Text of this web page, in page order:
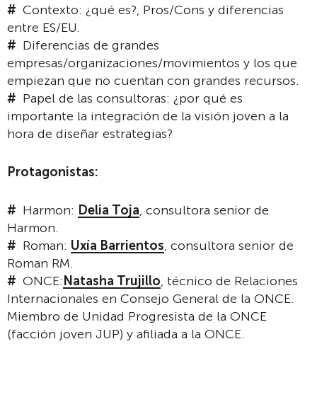
Contexto: ¿qué es?, Pros/Cons y diferencias
entre ES/EU.
Diferencias de grandes
empresas/organizaciones/movimientos y los que
empiezan que no cuentan con grandes recursos.
Papel de las consultoras: ¿por qué es
importante la integración de la visión joven a la
hora de diseñar estrategias?
Protagonistas:
Harmon: Delia Toja, consultora senior de
Harmon.
Roman: Uxía Barrientos, consultora senior de
Roman RM.
ONCE: Natasha Trujillo, técnico de Relaciones
Internacionales en Consejo General de la ONCE.
Miembro de Unidad Progresista de la ONCE
(facción joven JUP) y afiliada a la ONCE.